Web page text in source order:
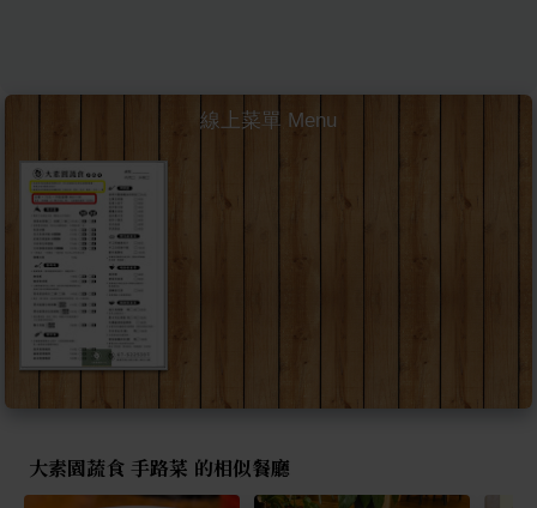
線上菜單 Menu
大素園蔬食 手路菜 的相似餐廳